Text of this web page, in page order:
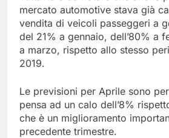
mercato automotive stava già
vendita di veicoli passeggeri a
del 21% a gennaio, dell’80% a
a marzo, rispetto allo stesso
2019.
Le previsioni per Aprile sono
pensa ad un calo dell’8%
che è un miglioramento
precedente trimestre.